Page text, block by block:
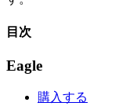
目次
Eagle
購入する